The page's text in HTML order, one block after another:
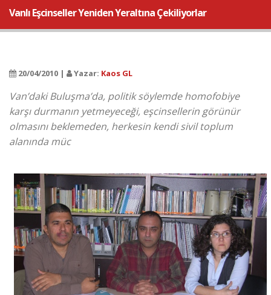
Vanlı Eşcinseller Yeniden Yeraltına Çekiliyorlar
20/04/2010 | Yazar: Kaos GL
Van’daki Buluşma’da, politik söylemde homofobiye
karşı durmanın yetmeyeceği, eşcinsellerin görünür
olmasını beklemeden, herkesin kendi sivil toplum
alanında müc